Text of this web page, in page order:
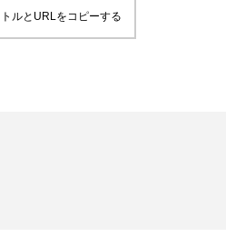
ルとURLをコピーする